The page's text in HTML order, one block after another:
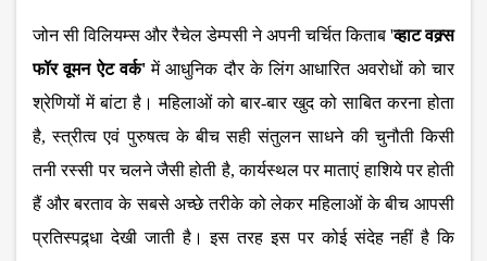
जोन सी विलियम्स और रैचेल डेम्पसी ने अपनी चर्चित किताब 'व्हाट वक्र्स
फॉर वूमन ऐट वर्क'में आधुनिक दौर के लिंग आधारित अवरोधों को चार
श्रेणियों में बांटा है। महिलाओं को बार-बार खुद को साबित करना होता
है, स्त्रीत्व एवं पुरुषत्व के बीच सही संतुलन साधने की चुनौती किसी
तनी रस्सी पर चलने जैसी होती है, कार्यस्थल पर माताएं हाशिये पर होती
हैं और बरताव के सबसे अच्छे तरीके को लेकर महिलाओं के बीच आपसी
प्रतिस्पद्र्धा देखी जाती है। इस तरह इस पर कोई संदेह नहीं है कि